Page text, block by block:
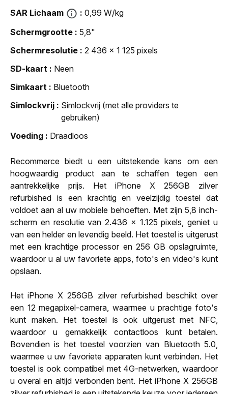
SAR Lichaam
0,99 W/kg
Schermgrootte
5,8"
Schermresolutie
2 436 x 1 125 pixels
SD-kaart
Neen
Simkaart
Bluetooth
Simlockvrij
Simlockvrij (met alle providers te
gebruiken)
Voeding
Draadloos
Recommerce biedt u een uitstekende kans om een
hoogwaardig product aan te schaffen tegen een
aantrekkelijke prijs. Het iPhone X 256GB zilver
refurbished is een krachtig en veelzijdig toestel dat
voldoet aan al uw mobiele behoeften. Met zijn 5,8 inch-
scherm en resolutie van 2.436 x 1.125 pixels, geniet u
van een helder en levendig beeld. Het toestel is uitgerust
met een krachtige processor en 256 GB opslagruimte,
waardoor u al uw favoriete apps, foto's en video's kunt
opslaan.
Het iPhone X 256GB zilver refurbished beschikt over
een 12 megapixel-camera, waarmee u prachtige foto's
kunt maken. Het toestel is ook uitgerust met NFC,
waardoor u gemakkelijk contactloos kunt betalen.
Bovendien is het toestel voorzien van Bluetooth 5.0,
waarmee u uw favoriete apparaten kunt verbinden. Het
toestel is ook compatibel met 4G-netwerken, waardoor
u overal en altijd verbonden bent. Het iPhone X 256GB